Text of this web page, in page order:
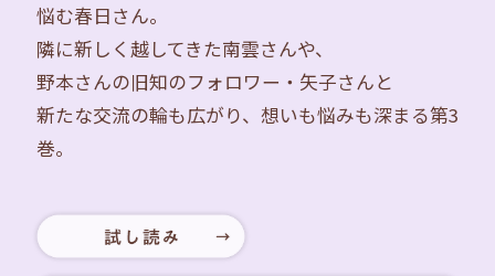
悩む春日さん。
隣に新しく越してきた南雲さんや、
野本さんの旧知のフォロワー・矢子さんと
新たな交流の輪も広がり、想いも悩みも深まる第3
巻。